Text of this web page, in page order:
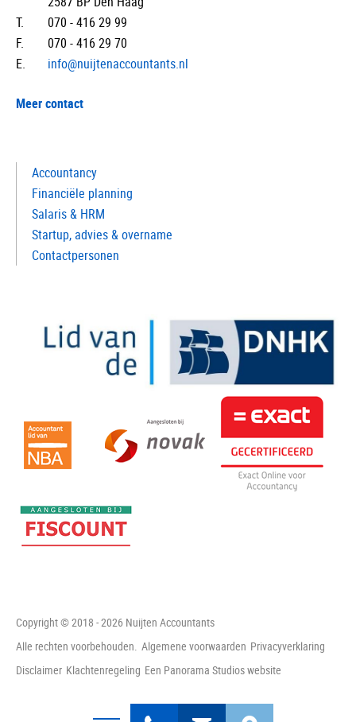
T.
070 - 416 29 99
F.
070 - 416 29 70
E.
info@nuijtenaccountants.nl
Meer contact
Accountancy
Financiële planning
Salaris & HRM
Startup, advies & overname
Contactpersonen
Copyright © 2018 - 2026 Nuijten Accountants
Alle rechten voorbehouden. Algemene voorwaarden Privacyverklaring
Disclaimer Klachtenregeling Een Panorama Studios website